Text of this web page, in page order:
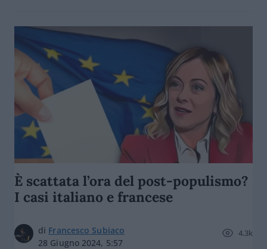
È scattata l’ora del post-populismo?
I casi italiano e francese
di Francesco Subiaco
28 Giugno 2024, 5:57
4.3k